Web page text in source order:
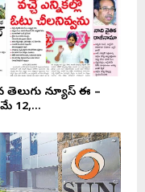
తెలుగు న్యూస్ ఈ –
12,...